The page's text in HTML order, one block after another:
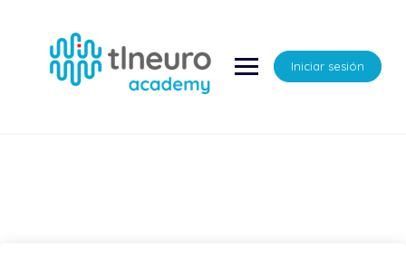
contenido
Iniciar sesión